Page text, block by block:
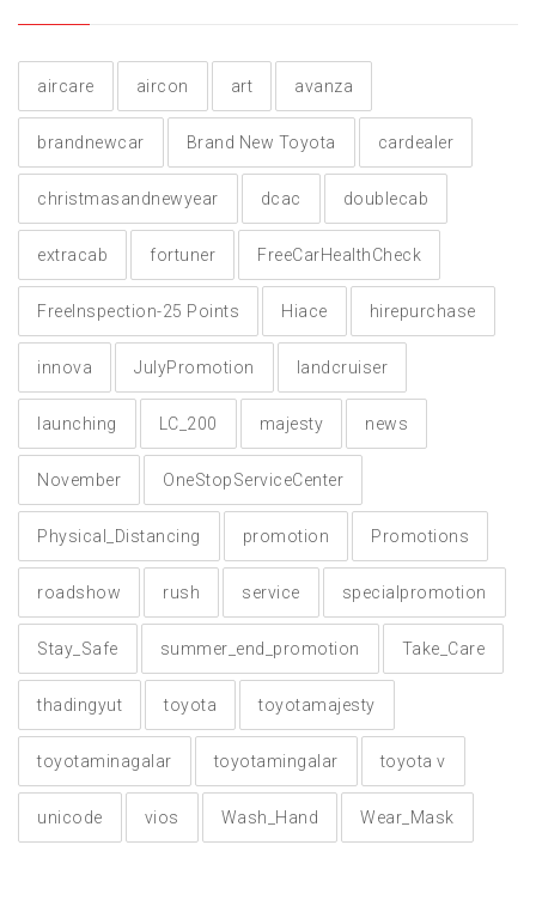
aircare aircon art avanza
brandnewcar Brand New Toyota cardealer
christmasandnewyear dcac doublecab
extracab fortuner FreeCarHealthCheck
FreeInspection-25 Points Hiace hirepurchase
innova JulyPromotion landcruiser
launching LC_200 majesty news
November OneStopServiceCenter
Physical_Distancing promotion Promotions
roadshow rush service specialpromotion
Stay_Safe summer_end_promotion Take_Care
thadingyut toyota toyotamajesty
toyotaminagalar toyotamingalar toyota v
unicode vios Wash_Hand Wear_Mask